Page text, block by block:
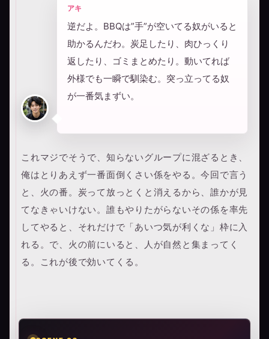
アキ
逆だよ。BBQは”手”が空いてる奴がいると
助かるんだわ。炭足したり、肉ひっくり
返したり、ゴミまとめたり。動いてれば
外様でも一瞬で馴染む。突っ立ってる奴
が一番気まずい。
これマジでそうで、知らないグループに混ざるとき、
俺はとりあえず一番面倒くさい係をやる。今回で言う
と、火の番。炭って放っとくと消えるから、誰かが見
てなきゃいけない。誰もやりたがらないその係を率先
してやると、それだけで「あいつ気が利くな」枠に入
れる。で、火の前にいると、人が自然と集まってく
る。これが後で効いてくる。